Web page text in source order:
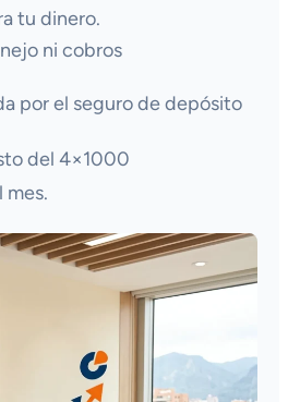
tu dinero.
ni cobros
por el seguro de depósito
del 4×1000
mes.